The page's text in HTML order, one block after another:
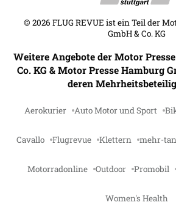
© 2026 FLUG REVUE ist ein Teil der
GmbH & Co. KG
Weitere Angebote der Motor
Co. KG & Motor Presse Hamburg
deren
Aerokurier Auto Motor und Sport
Cavallo Flugrevue Klettern mehr-
Motorradonline Outdoor Promobil
Women's Health